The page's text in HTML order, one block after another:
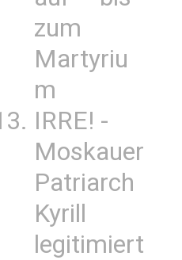
zum
Martyriu
m
IRRE! -
Moskauer
Patriarch
Kyrill
legitimiert